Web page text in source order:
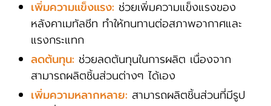
เพิ่มความแข็งแรง: ช่วยเพิ่มความแข็งแรงของ
หลังคาเมทัลชีท ทำให้ทนทานต่อสภาพอากาศและ
แรงกระแทก
ลดต้นทุน: ช่วยลดต้นทุนในการผลิต เนื่องจาก
สามารถผลิตชิ้นส่วนต่างๆ ได้เอง
เพิ่มความหลากหลาย: สามารถผลิตชิ้นส่วนที่มีรูป